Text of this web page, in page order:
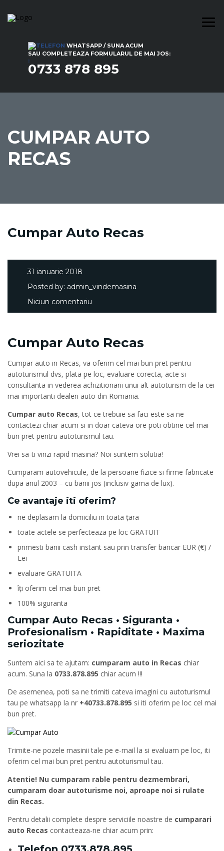
WHATSAPP / SUNA ACUM
SAU COMPLETEAZA FORMULARUL DE MAI JOS:
:
0733 878 895
CUMPAR AUTO
RECAS
Cumpar Auto Recas
31 ianuarie 2018
Posted by: admin_vindemasina
Niciun comentariu
Cumpar Auto Recas
Cumpar auto in Recas, va oferim cel mai bun pret pentru
autoturismul dvs, plata pe loc, evaluare corecta, acte si
consultanta in vederea achizitionarii unui alt autoturism de la cei
mai importanti dealeri auto din Romania.
Cumpar auto Recas, tot ce trebuie sa faci este sa ne
contactezi chiar acum si in doar cateva ore poti obtine cel mai
bun pret pentru autoturismul tau.
Vrei sa-ti vinzi rapid masina? Noi suntem solutia!
Cumparam autovehicule, de la persoane fizice si firme fabricate
dupa anul 2003 – cu banii jos (inclusiv gama de lux).
Ce avantaje iti oferim?
ne deplasam la domiciliu in toata țara
toate actele se perfecteaza pe loc GRATUIT
primesti banii cash instant sau prin transfer bancar EUR (€) /
Lei
evaluare GRATUITA
îți oferim cel mai bun pret
100% siguranta
Cumpar Auto Recas • Siguranta •
Profesionalism • Rapiditate • Maxima
seriozitate
Suntem aici sa te ajutam: cumparam auto in Recas chiar
acum. Suna la 0733.878.895 chiar acum !!!
De asemenea, poti sa ne trimiti cateva imagini cu autoturismul
tau pe whatsapp la nr +40733.878.895 si iti oferim pe loc cel mai
bun pret.
Trimite-ne pozele masinii tale pe e-mail la si evaluam pe loc, iti
oferim cel mai bun pret pentru autoturismul tau.
Atentie! Nu cumparam rable pentru dezmembrari,
cumparam doar autoturisme noi, aproape noi si rulate
din Recas.
Pentru detalii complete despre serviciile noastre de cumparari
auto Recas contacteaza-ne chiar acum prin: